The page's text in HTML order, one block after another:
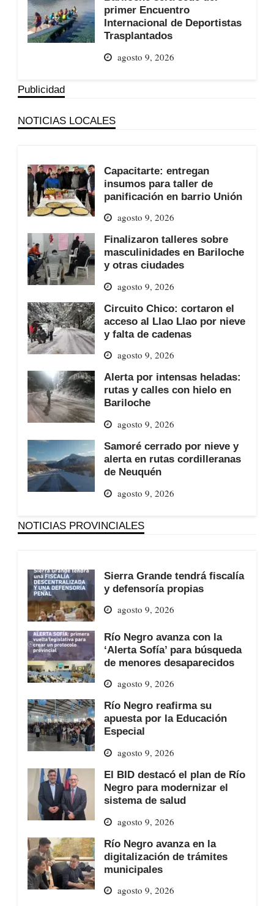
primer Encuentro
Internacional de Deportistas
Trasplantados
agosto 9, 2026
Publicidad
NOTICIAS LOCALES
Capacitarte: entregan
insumos para taller de
panificación en barrio Unión
agosto 9, 2026
Finalizaron talleres sobre
masculinidades en Bariloche
y otras ciudades
agosto 9, 2026
Circuito Chico: cortaron el
acceso al Llao Llao por nieve
y falta de cadenas
agosto 9, 2026
Alerta por intensas heladas:
rutas y calles con hielo en
Bariloche
agosto 9, 2026
Samoré cerrado por nieve y
alerta en rutas cordilleranas
de Neuquén
agosto 9, 2026
NOTICIAS PROVINCIALES
Sierra Grande tendrá fiscalía
y defensoría propias
agosto 9, 2026
Río Negro avanza con la
‘Alerta Sofía’ para búsqueda
de menores desaparecidos
agosto 9, 2026
Río Negro reafirma su
apuesta por la Educación
Especial
agosto 9, 2026
El BID destacó el plan de Río
Negro para modernizar el
sistema de salud
agosto 9, 2026
Río Negro avanza en la
digitalización de trámites
municipales
agosto 9, 2026